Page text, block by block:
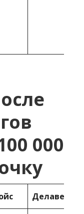
000
Делавер